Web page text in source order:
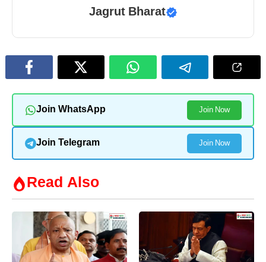
Jagrut Bharat
Join WhatsApp Join Now
Join Telegram Join Now
Read Also